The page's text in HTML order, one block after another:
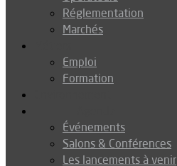
Réglementation
Marchés
Emploi
Formation
Événements
Salons & Conférences
Les lancements à venir